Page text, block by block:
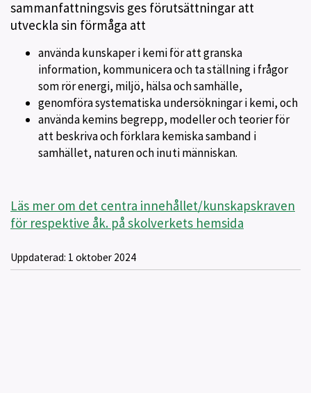
sammanfattningsvis ges förutsättningar att
utveckla sin förmåga att
använda kunskaper i kemi för att granska
information, kommunicera och ta ställning i frågor
som rör energi, miljö, hälsa och samhälle,
genomföra systematiska undersökningar i kemi, och
använda kemins begrepp, modeller och teorier för
att beskriva och förklara kemiska samband i
samhället, naturen och inuti människan.
Läs mer om det centra innehållet/kunskapskraven
för respektive åk. på skolverkets hemsida
Uppdaterad: 1 oktober 2024